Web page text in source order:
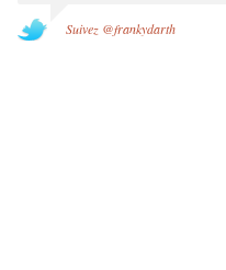
Suivez @frankydarth